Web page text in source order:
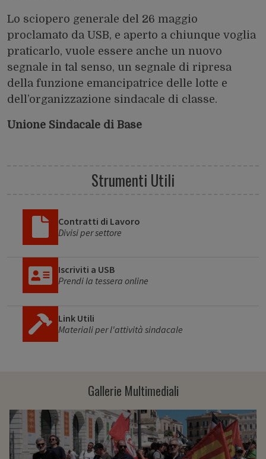
Lo sciopero generale del 26 maggio
proclamato da USB, e aperto a chiunque voglia
praticarlo, vuole essere anche un nuovo
segnale in tal senso, un segnale di ripresa
della funzione emancipatrice delle lotte e
dell’organizzazione sindacale di classe.
Unione Sindacale di Base
Strumenti Utili
Contratti di Lavoro
Divisi per settore
Iscriviti a USB
Prendi la tessera online
Link Utili
Materiali per l'attività sindacale
Gallerie Multimediali